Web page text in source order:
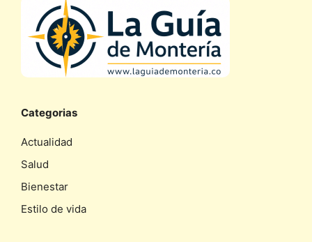
Categorias
Actualidad
Salud
Bienestar
Estilo de vida